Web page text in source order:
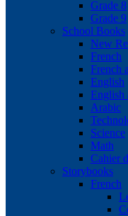
Grade 8
Grade 9
School Books
New
French
French
English
English
Arabic
Science
Math
Cahier
Storybooks
French